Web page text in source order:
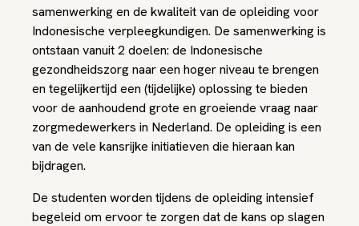
samenwerking en de kwaliteit van de opleiding voor
Indonesische verpleegkundigen. De samenwerking is
ontstaan vanuit 2 doelen: de Indonesische
gezondheidszorg naar een hoger niveau te brengen
en tegelijkertijd een (tijdelijke) oplossing te bieden
voor de aanhoudend grote en groeiende vraag naar
zorgmedewerkers in Nederland. De opleiding is een
van de vele kansrijke initiatieven die hieraan kan
bijdragen.
De studenten worden tijdens de opleiding intensief
begeleid om ervoor te zorgen dat de kans op slagen